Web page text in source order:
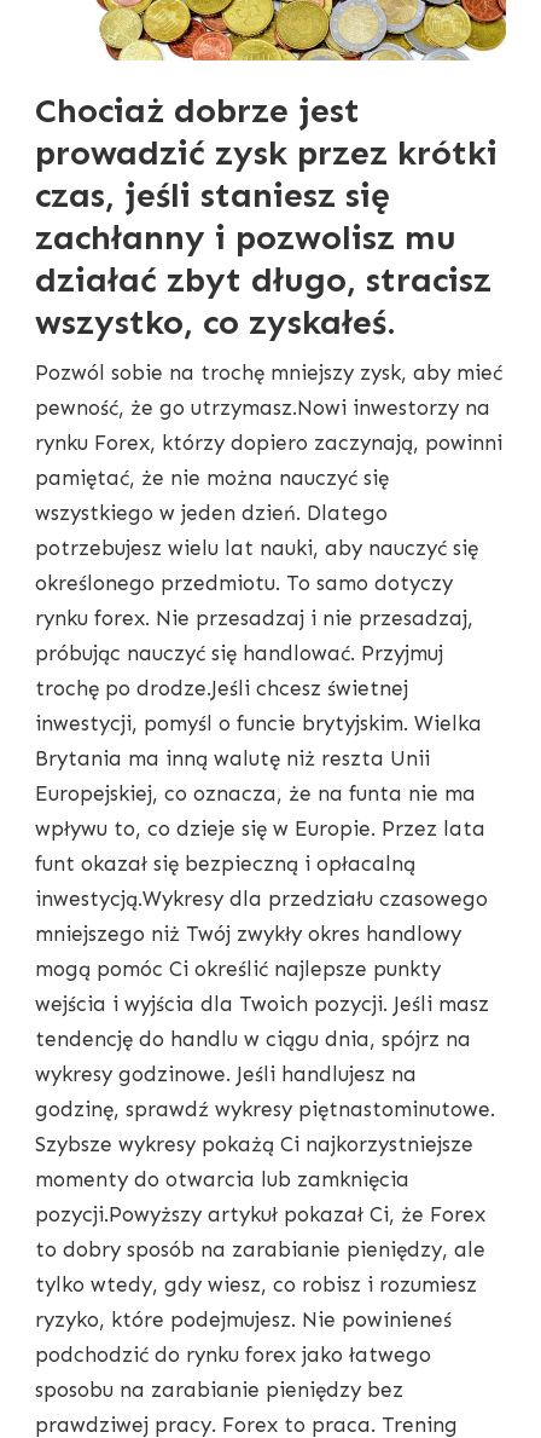
Chociaż dobrze jest
prowadzić zysk przez krótki
czas, jeśli staniesz się
zachłanny i pozwolisz mu
działać zbyt długo, stracisz
wszystko, co zyskałeś.
Pozwól sobie na trochę mniejszy zysk, aby mieć
pewność, że go utrzymasz.Nowi inwestorzy na
rynku Forex, którzy dopiero zaczynają, powinni
pamiętać, że nie można nauczyć się
wszystkiego w jeden dzień. Dlatego
potrzebujesz wielu lat nauki, aby nauczyć się
określonego przedmiotu. To samo dotyczy
rynku forex. Nie przesadzaj i nie przesadzaj,
próbując nauczyć się handlować. Przyjmuj
trochę po drodze.Jeśli chcesz świetnej
inwestycji, pomyśl o funcie brytyjskim. Wielka
Brytania ma inną walutę niż reszta Unii
Europejskiej, co oznacza, że ​​na funta nie ma
wpływu to, co dzieje się w Europie. Przez lata
funt okazał się bezpieczną i opłacalną
inwestycją.Wykresy dla przedziału czasowego
mniejszego niż Twój zwykły okres handlowy
mogą pomóc Ci określić najlepsze punkty
wejścia i wyjścia dla Twoich pozycji. Jeśli masz
tendencję do handlu w ciągu dnia, spójrz na
wykresy godzinowe. Jeśli handlujesz na
godzinę, sprawdź wykresy piętnastominutowe.
Szybsze wykresy pokażą Ci najkorzystniejsze
momenty do otwarcia lub zamknięcia
pozycji.Powyższy artykuł pokazał Ci, że Forex
to dobry sposób na zarabianie pieniędzy, ale
tylko wtedy, gdy wiesz, co robisz i rozumiesz
ryzyko, które podejmujesz. Nie powinieneś
podchodzić do rynku forex jako łatwego
sposobu na zarabianie pieniędzy bez
prawdziwej pracy. Forex to praca. Trening